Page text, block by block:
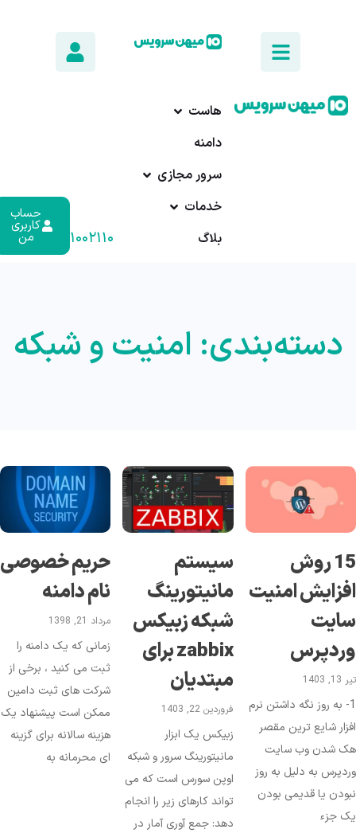
هاست
دامنه
سرور مجازی
خدمات
بلاگ
۰۱۷-۹۱۰۰۲۱۱۰
حساب
کاربری
من
دسته‌بندی: امنیت و شبکه
15 روش
امنیت
1403
1- به روز نگه داشتن نرم
شایع ترین مقصر
شدن وب سایت
به دلیل به روز
یا قدیمی بودن
جزء
سیستم
مانیتورینگ
شبکه زبیکس
zabbix برای
مبتدیان
فروردین 22, 1403
زبیکس یک ابزار
مانیتورینگ سرور و شبکه
اوپن سورس است که می
تواند کارهای زیر را انجام
دهد: جمع آوری آمار در
حریم خصوصی
نام دامنه
مرداد 21, 1398
زمانی که یک دامنه را
ثبت می کنید ، برخی از
شرکت های ثبت دامین
ممکن است پیشنهاد یک
هزینه سالانه برای گزینه
ای محرمانه به